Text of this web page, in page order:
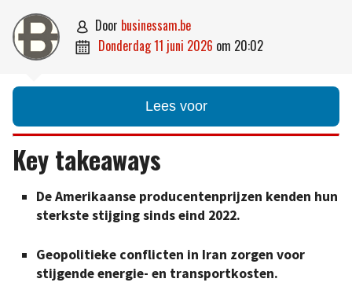
 door businessam.be
 donderdag 11 juni 2026 om 20:02
Lees voor
Key takeaways
De Amerikaanse producentenprijzen kenden hun
sterkste stijging sinds eind 2022.
Geopolitieke conflicten in Iran zorgen voor
stijgende energie- en transportkosten.